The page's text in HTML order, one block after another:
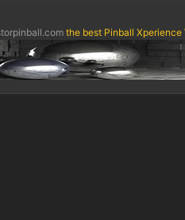
the best Pinball